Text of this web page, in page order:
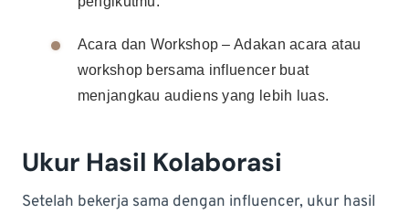
Acara dan Workshop – Adakan acara atau
workshop bersama influencer buat
menjangkau audiens yang lebih luas.
Ukur Hasil Kolaborasi
Setelah bekerja sama dengan influencer, ukur hasil